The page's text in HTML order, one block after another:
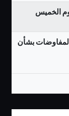
الخميس
نتائج المفاوضات بشأن